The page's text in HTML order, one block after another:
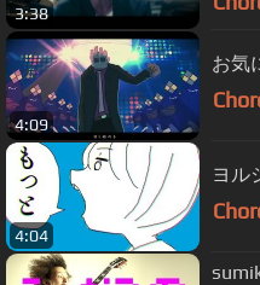
3:38
4:09
お気
4:04
ヨル